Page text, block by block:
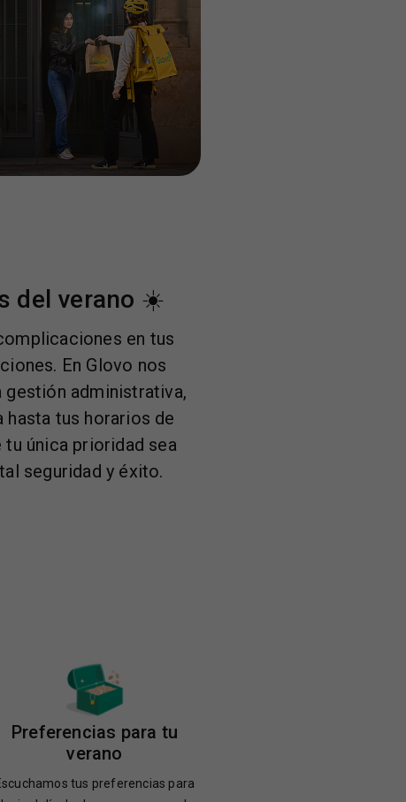
del verano ☀️
en tus
En Glovo nos
gestión administrativa,
hasta tus horarios de
tu única prioridad sea
seguridad y éxito.
Preferencias para tu
verano
tus preferencias para